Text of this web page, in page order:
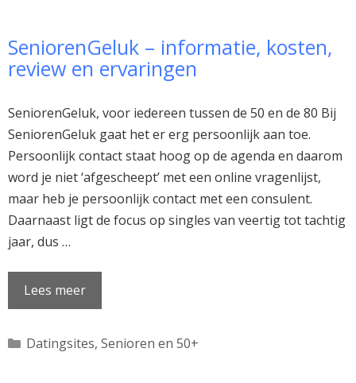
SeniorenGeluk – informatie, kosten,
review en ervaringen
SeniorenGeluk, voor iedereen tussen de 50 en de 80 Bij
SeniorenGeluk gaat het er erg persoonlijk aan toe.
Persoonlijk contact staat hoog op de agenda en daarom
word je niet ‘afgescheept’ met een online vragenlijst,
maar heb je persoonlijk contact met een consulent.
Daarnaast ligt de focus op singles van veertig tot tachtig
jaar, dus …
Lees meer
Categorieën
Datingsites, Senioren en 50+